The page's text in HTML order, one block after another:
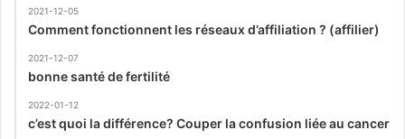
2021-12-05
Comment fonctionnent les réseaux d’affiliation ? (affilier)
2021-12-07
bonne santé de fertilité
2022-01-12
c’est quoi la différence? Couper la confusion liée au cancer